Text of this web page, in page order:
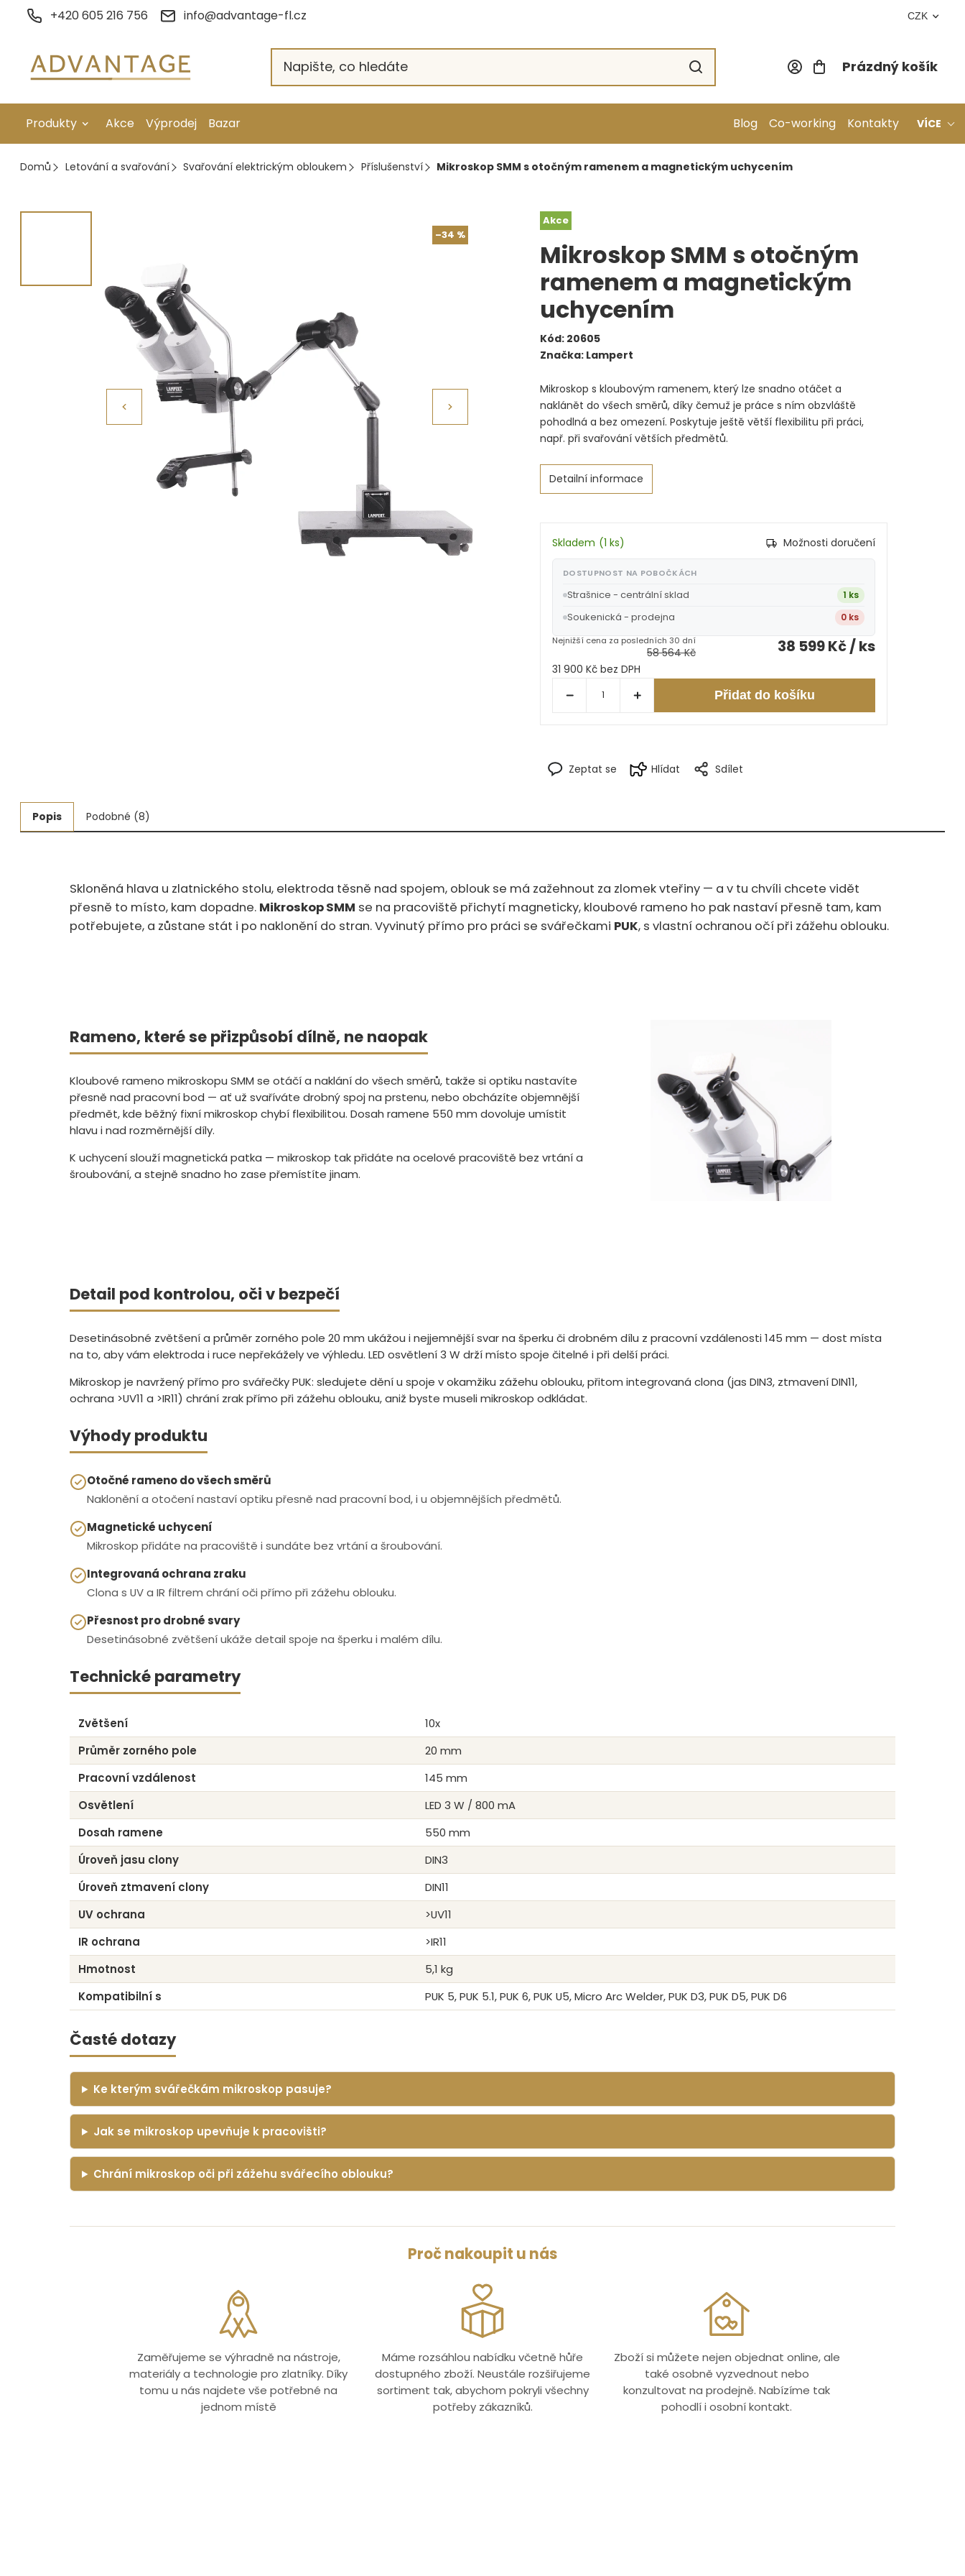
+420 605 216 756 info@advantage-fl.cz CZK
Nákupní
Prázdný košík
Produkty
Galvanické pokovení
Strojní obrábění
Letování a svařování
Povrchové úpravy
Kompresory a příslušenství
3D technologie
Hodinářské potřeby
Lupy a mikroskopy
Akce Výprodej Bazar Blog Co-working Kontakty VÍCE
Domů Letování a svařování Svařování elektrickým obloukem Příslušenství Mikroskop SMM s otočným ramenem a magnetickým uchycením
–34 %
Akce
Mikroskop SMM s otočným
ramenem a magnetickým
uchycením
Kód: 20605
Značka: Lampert
Mikroskop s kloubovým ramenem, který lze snadno otáčet a
naklánět do všech směrů, díky čemuž je práce s ním obzvláště
pohodlná a bez omezení. Poskytuje ještě větší flexibilitu při práci,
např. při svařování větších předmětů.
Detailní informace
Zeptat se Hlídat Sdílet
Skladem (1 ks) Možnosti doručení
DOSTUPNOST NA POBOČKÁCH
Strašnice - centrální sklad 1 ks
Soukenická - prodejna 0 ks
58 564 Kč 38 599 Kč/ ks
31 900 Kč bez DPH
Přidat do košíku
Popis Podobné (8)
Skloněná hlava u zlatnického stolu, elektroda těsně nad spojem, oblouk se má zažehnout za zlomek vteřiny — a v tu chvíli chcete vidět
přesně to místo, kam dopadne. Mikroskop SMM se na pracoviště přichytí magneticky, kloubové rameno ho pak nastaví přesně tam, kam
potřebujete, a zůstane stát i po naklonění do stran. Vyvinutý přímo pro práci se svářečkami PUK, s vlastní ochranou očí při zážehu oblouku.
Rameno, které se přizpůsobí dílně, ne naopak
Kloubové rameno mikroskopu SMM se otáčí a naklání do všech směrů, takže si optiku nastavíte
přesně nad pracovní bod — ať už svaříváte drobný spoj na prstenu, nebo obcházíte objemnější
předmět, kde běžný fixní mikroskop chybí flexibilitou. Dosah ramene 550 mm dovoluje umístit
hlavu i nad rozměrnější díly.
K uchycení slouží magnetická patka — mikroskop tak přidáte na ocelové pracoviště bez vrtání a
šroubování, a stejně snadno ho zase přemístíte jinam.
Detail pod kontrolou, oči v bezpečí
Desetinásobné zvětšení a průměr zorného pole 20 mm ukážou i nejjemnější svar na šperku či drobném dílu z pracovní vzdálenosti 145 mm — dost místa
na to, aby vám elektroda i ruce nepřekážely ve výhledu. LED osvětlení 3 W drží místo spoje čitelné i při delší práci.
Mikroskop je navržený přímo pro svářečky PUK: sledujete dění u spoje v okamžiku zážehu oblouku, přitom integrovaná clona (jas DIN3, ztmavení DIN11,
ochrana >UV11 a >IR11) chrání zrak přímo při zážehu oblouku, aniž byste museli mikroskop odkládat.
Výhody produktu
Otočné rameno do všech směrů
Naklonění a otočení nastaví optiku přesně nad pracovní bod, i u objemnějších předmětů.
Magnetické uchycení
Mikroskop přidáte na pracoviště i sundáte bez vrtání a šroubování.
Integrovaná ochrana zraku
Clona s UV a IR filtrem chrání oči přímo při zážehu oblouku.
Přesnost pro drobné svary
Desetinásobné zvětšení ukáže detail spoje na šperku i malém dílu.
Technické parametry
Zvětšení
10x
Průměr zorného pole
20 mm
Pracovní vzdálenost
145 mm
Osvětlení
LED 3 W / 800 mA
Dosah ramene
550 mm
Úroveň jasu clony
DIN3
Úroveň ztmavení clony
DIN11
UV ochrana
>UV11
IR ochrana
>IR11
Hmotnost
5,1 kg
Kompatibilní s
PUK 5, PUK 5.1, PUK 6, PUK U5, Micro Arc Welder, PUK D3, PUK D5, PUK D6
Časté dotazy
Ke kterým svářečkám mikroskop pasuje?
Jak se mikroskop upevňuje k pracovišti?
Chrání mikroskop oči při zážehu svářecího oblouku?
Proč nakoupit u nás
Zaměřujeme se výhradně na nástroje,
materiály a technologie pro zlatníky. Díky
tomu u nás najdete vše potřebné na
jednom místě
Máme rozsáhlou nabídku včetně hůře
dostupného zboží. Neustále rozšiřujeme
sortiment tak, abychom pokryli všechny
potřeby zákazníků.
Zboží si můžete nejen objednat online, ale
také osobně vyzvednout nebo
konzultovat na prodejně. Nabízíme tak
pohodlí i osobní kontakt.